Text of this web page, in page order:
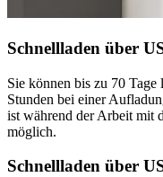
Schnellladen über
Sie können bis zu 70
Stunden bei einer
ist während der Arbeit mit
möglich.
Schnellladen über